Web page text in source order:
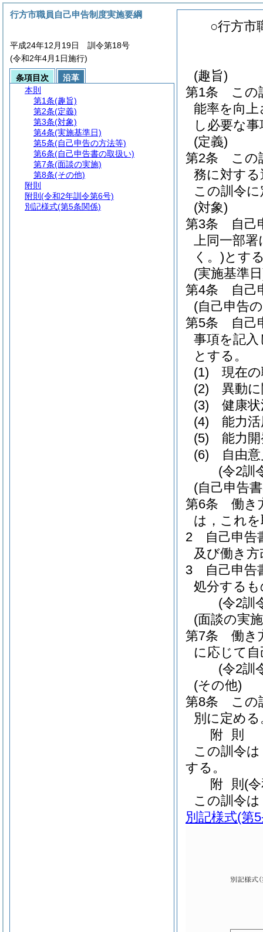
○行方市
(趣旨)
第1条
この
能率を向
し必要な
(定義)
第2条
この
務に対す
この訓令
(対象)
第3条
自己
上同一部署
く。)とす
(実施基準
第4条
自己
(自己申告
第5条
自己
事項を記
とする。
(1)
現在
(2)
異動
(3)
健康
(4)
能力
(5)
能力
(6)
自由
(令2訓
(自己申告
第6条
働き
は，これ
2
自己申告
及び働き
3
自己申告
処分する
(令2訓
(面談の実
第7条
働き
に応じて
(令2訓
(その他)
第8条
この
別に定める
附 則
この訓令
する。
附 則 (
この訓令
別記様式(第
行方市職員自己申告制度実施要綱
平成24年12月19日 訓令第18号
(令和2年4月1日施行)
条項目次
沿革
本則
第1条(趣旨)
第2条(定義)
第3条(対象)
第4条(実施基準日)
第5条(自己申告の方法等)
第6条(自己申告書の取扱い)
第7条(面談の実施)
第8条(その他)
附則
附則 (令和2年訓令第6号)
別記様式(第5条関係)